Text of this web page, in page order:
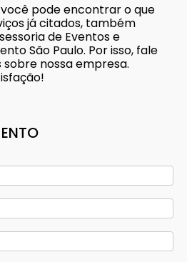
pode encontrar o que
já citados, também
de Eventos e
São Paulo. Por isso, fale
nossa empresa.